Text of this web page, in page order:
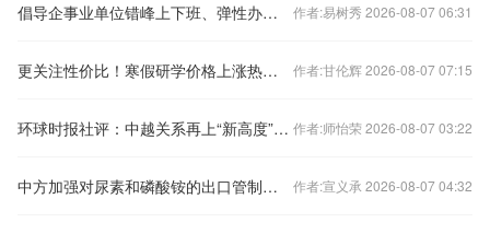
倡导企事业单位错峰上下班、弹性办公！北京发布七条响应措施 作者:易树秀 2026-08-07 06:31
更关注性价比！寒假研学价格上涨热度下降 作者:甘伦辉 2026-08-07 07:15
环球时报社评：中越关系再上“新高度”令人期待 作者:师怡荣 2026-08-07 03:22
中方加强对尿素和磷酸铵的出口管制？外交部回应 作者:宣义承 2026-08-07 04:32